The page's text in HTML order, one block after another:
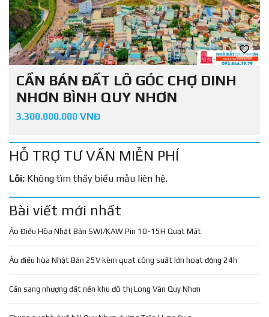
CẦN BÁN ĐẤT LÔ GÓC CHỢ DINH
NHƠN BÌNH QUY NHƠN
3.300.000.000 VNĐ
HỖ TRỢ TƯ VẤN MIỄN PHÍ
Lỗi: Không tìm thấy biểu mẫu liên hệ.
Bài viết mới nhất
Áo Điều Hòa Nhật Bản SWI/KAW Pin 10-15H Quạt Mát
Áo điều hòa Nhật Bản 25V kèm quạt công suất lớn hoạt động 24h
Cần sang nhượng đất nền khu đô thị Long Vân Quy Nhơn